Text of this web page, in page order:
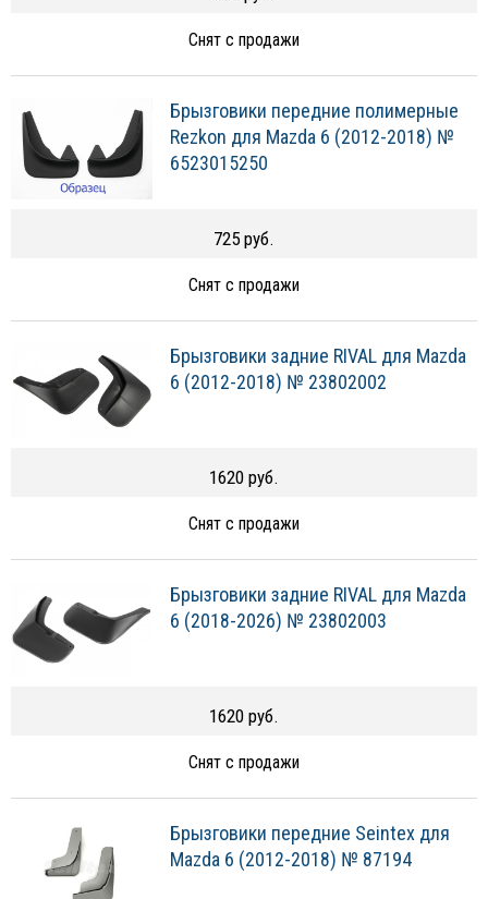
Снят с продажи
Брызговики передние полимерные
Rezkon для Mazda 6 (2012-2018) №
6523015250
725 руб.
Снят с продажи
Брызговики задние RIVAL для Mazda
6 (2012-2018) № 23802002
1620 руб.
Снят с продажи
Брызговики задние RIVAL для Mazda
6 (2018-2026) № 23802003
1620 руб.
Снят с продажи
Брызговики передние Seintex для
Mazda 6 (2012-2018) № 87194